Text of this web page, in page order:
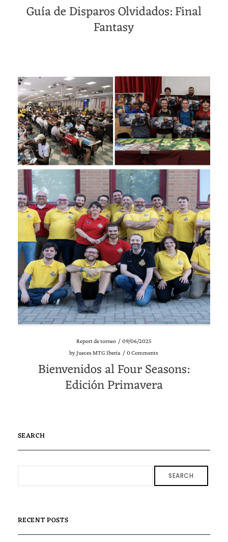
Guía de Disparos Olvidados: Final
Fantasy
Report de torneo / 09/06/2025
byJueces MTG Iberia / 0 Comments
Bienvenidos al Four Seasons:
Edición Primavera
SEARCH
SEARCH
RECENT POSTS